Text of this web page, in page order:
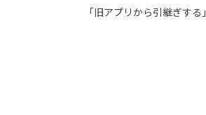
「旧アプリから引継ぎする」